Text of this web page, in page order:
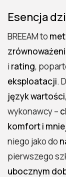
Esencja
BREEAM to
i rating,
eksploatacji.
język wartości
wykonawcy –
komfort i
niego jako do
pierwszego
ubocznym